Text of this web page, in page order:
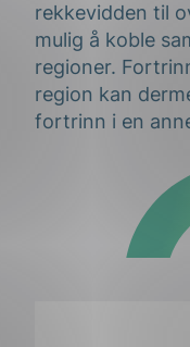
rekkevidden til
mulig å koble
regioner.
region kan
fortrinn i en